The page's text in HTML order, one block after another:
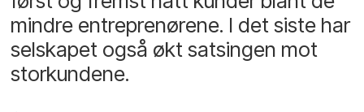
mindre entreprenørene. I det siste har
selskapet også økt satsingen mot
storkundene.